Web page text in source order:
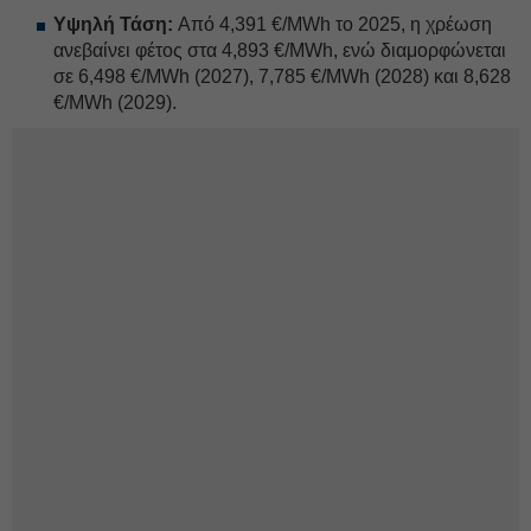
Υψηλή Τάση: Aπό 4,391 €/MWh το 2025, η χρέωση
ανεβαίνει φέτος στα 4,893 €/MWh, ενώ διαμορφώνεται
σε 6,498 €/MWh (2027), 7,785 €/MWh (2028) και 8,628
€/MWh (2029).